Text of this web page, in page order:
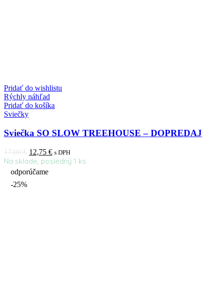
Pridať do wishlistu
Rýchly náhľad
Pridať do košíka
Sviečky
Sviečka SO SLOW TREEHOUSE – DOPREDAJ
12,75 € s DPH
Na sklade, posledný 1 ks
odporúčame
-25%